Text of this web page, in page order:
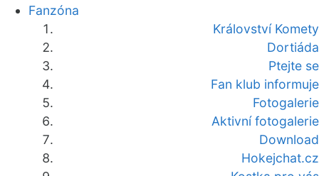
Fanzóna
Království Komety
Dortiáda
Ptejte se
Fan klub informuje
Fotogalerie
Aktivní fotogalerie
Download
Hokejchat.cz